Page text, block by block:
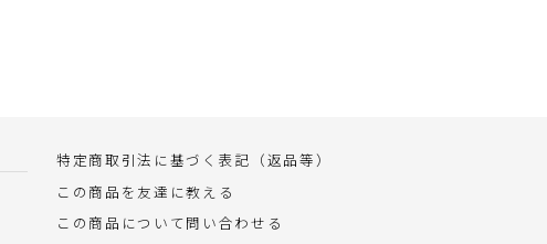
特定商取引法に基づく表記（返品等）
この商品を友達に教える
この商品について問い合わせる